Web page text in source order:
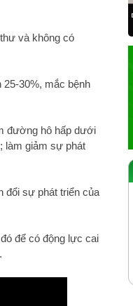
và không có
30%, mắc bệnh
đường hô hấp dưới
làm giảm sự phát
đổi sự phát triển của
để có động lực cai